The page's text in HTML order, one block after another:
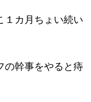
１カ月ちょい続い
の幹事をやると痔